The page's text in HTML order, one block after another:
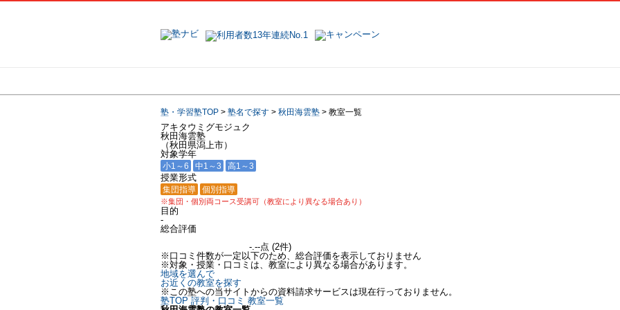
塾・学習塾TOP > 塾名で探す > 秋田海雲塾 > 教室一覧
アキタウミグモジュク
秋田海雲塾
（秋田県潟上市）
対象学年
小1～6 中1～3 高1～3
授業形式
集団指導 個別指導
※集団・個別両コース受講可（教室により異なる場合あり）
目的
-
総合評価
-.--点 (2件)
※口コミ件数が一定以下のため、総合評価を表示しておりません
※対象・授業・口コミは、教室により異なる場合があります。
地域を選んで
お近くの教室を探す
※この塾への当サイトからの資料請求サービスは現在行っておりません。
塾TOP 評判・口コミ 教室一覧